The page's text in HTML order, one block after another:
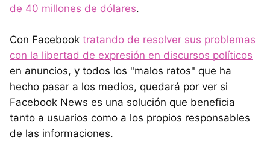
de 40 millones de dólares.
Con Facebook tratando de resolver sus problemas
con la libertad de expresión en discursos políticos
en anuncios, y todos los "malos ratos" que ha
hecho pasar a los medios, quedará por ver si
Facebook News es una solución que beneficia
tanto a usuarios como a los propios responsables
de las informaciones.